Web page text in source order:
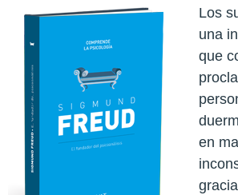
Los
una
que
en